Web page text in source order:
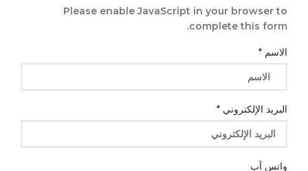
Please enable JavaScript in your browser to
complete this form.
الاسم *
البريد الإلكتروني *
واتس آب